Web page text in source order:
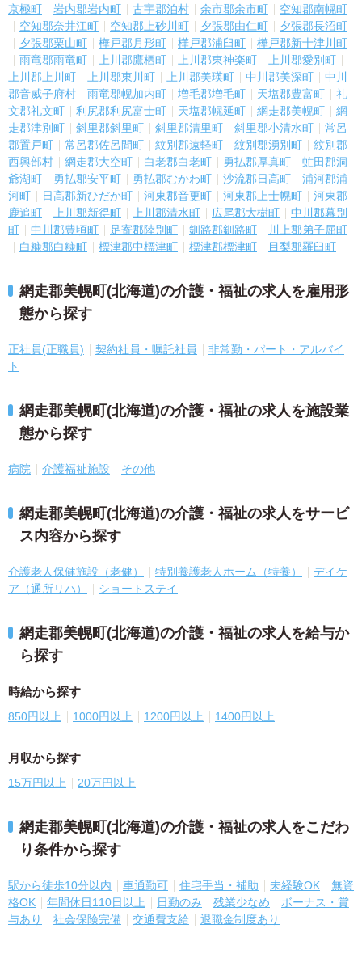
京極町
岩内郡岩内町 古宇郡泊村 余市郡余市町
空知郡南幌町
空知郡奈井江町
空知郡上砂川町 夕張郡由仁町
夕張郡長沼町
夕張郡栗山町
樺戸郡月形町 樺戸郡浦臼町
樺戸郡新十津川町
雨竜郡雨竜町
上川郡鷹栖町 上川郡東神楽町
上川郡愛別町
上川郡上川町
上川郡東川町 上川郡美瑛町 中川郡美深町
中川
郡音威子府村
雨竜郡幌加内町 増毛郡増毛町 天塩郡豊富町
礼
文郡礼文町
利尻郡利尻富士町 天塩郡幌延町 網走郡美幌町
網
走郡津別町
斜里郡斜里町 斜里郡清里町 斜里郡小清水町
常呂
郡置戸町
常呂郡佐呂間町 紋別郡遠軽町 紋別郡湧別町
紋別郡
西興部村
網走郡大空町 白老郡白老町 勇払郡厚真町
虻田郡洞
爺湖町
勇払郡安平町 勇払郡むかわ町 沙流郡日高町
浦河郡浦
河町
日高郡新ひだか町 河東郡音更町 河東郡上士幌町
河東郡
鹿追町
上川郡新得町 上川郡清水町 広尾郡大樹町
中川郡幕別
町
中川郡豊頃町 足寄郡陸別町 釧路郡釧路町
川上郡弟子屈町
白糠郡白糠町
標津郡中標津町 標津郡標津町 目梨郡羅臼町
網走郡美幌町(北海道)の介護・福祉の求人を雇用形
態から探す
正社員(正職員) 契約社員・嘱託社員
非常勤・パート・アルバイ
ト
網走郡美幌町(北海道)の介護・福祉の求人を施設業
態から探す
病院 介護福祉施設 その他
網走郡美幌町(北海道)の介護・福祉の求人をサービ
ス内容から探す
介護老人保健施設（老健） 特別養護老人ホーム（特養）
デイケ
ア（通所リハ）
ショートステイ
網走郡美幌町(北海道)の介護・福祉の求人を給与か
ら探す
時給から探す
850円以上 1000円以上 1200円以上 1400円以上
月収から探す
15万円以上 20万円以上
網走郡美幌町(北海道)の介護・福祉の求人をこだわ
り条件から探す
駅から徒歩10分以内 車通勤可 住宅手当・補助 未経験OK
無資
格OK
年間休日110日以上 日勤のみ 残業少なめ
ボーナス・賞
与あり
社会保険完備 交通費支給 退職金制度あり